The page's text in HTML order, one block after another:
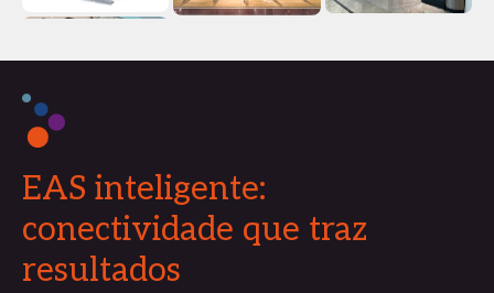
EAS inteligente:
conectividade que traz
resultados